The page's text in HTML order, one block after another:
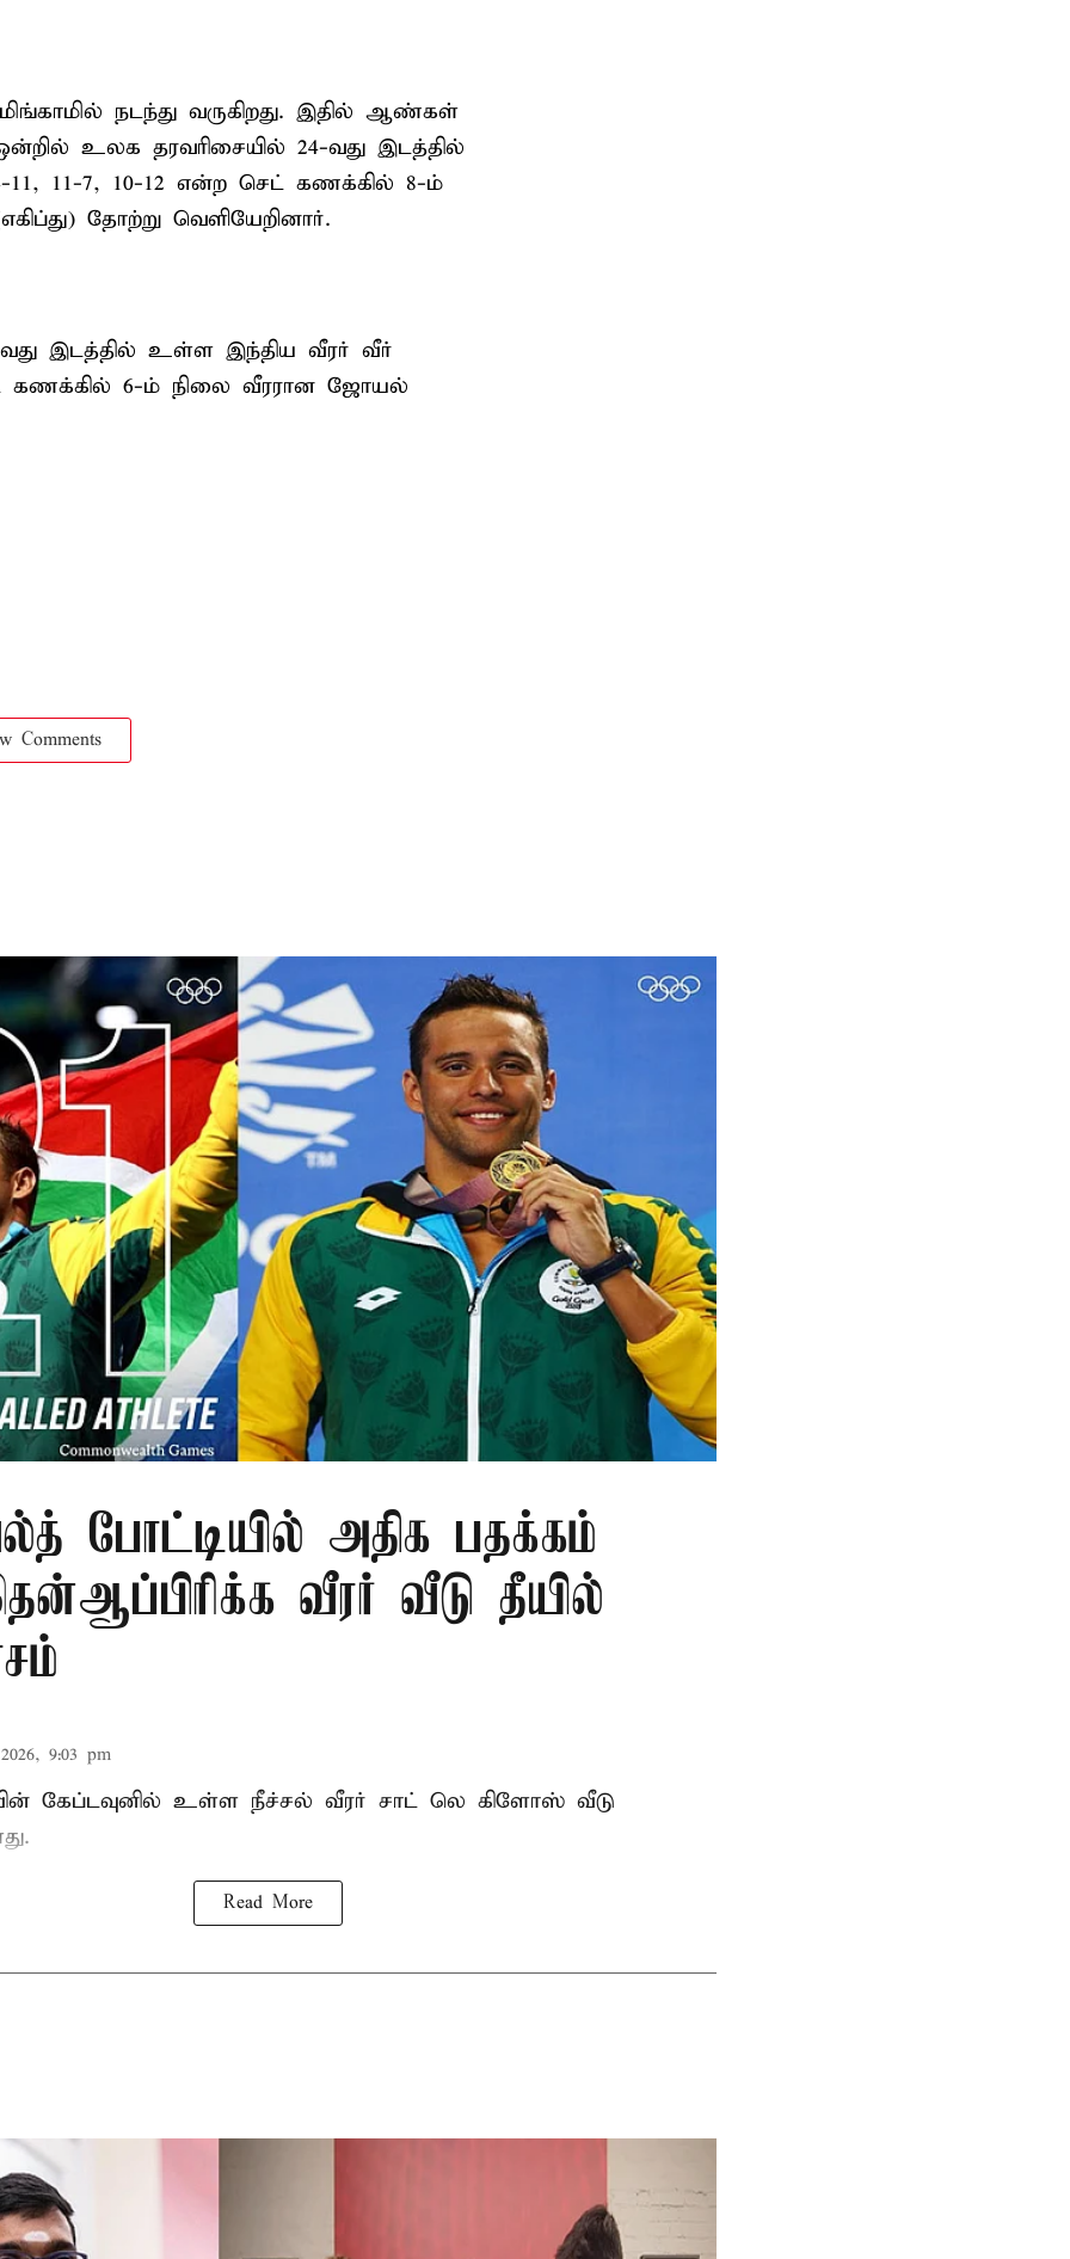
நடந்து வருகிறது. இதில் ஆண்கள்
உலக தரவரிசையில் 24-வது இடத்தில்
11, 11-7, 10-12 என்ற செட் கணக்கில் 8-ம்
தோற்று வெளியேறினார்.
இடத்தில் உள்ள இந்திய வீரர் வீர்
கணக்கில் 6-ம் நிலை வீரரான ஜோயல்
Comments
போட்டியில் அதிக பதக்கம்
வீரர் வீடு தீயில்
9:03 pm
கேப்டவுனில் உள்ள நீச்சல் வீரர் சாட் லெ கிளோஸ் வீடு
Read More